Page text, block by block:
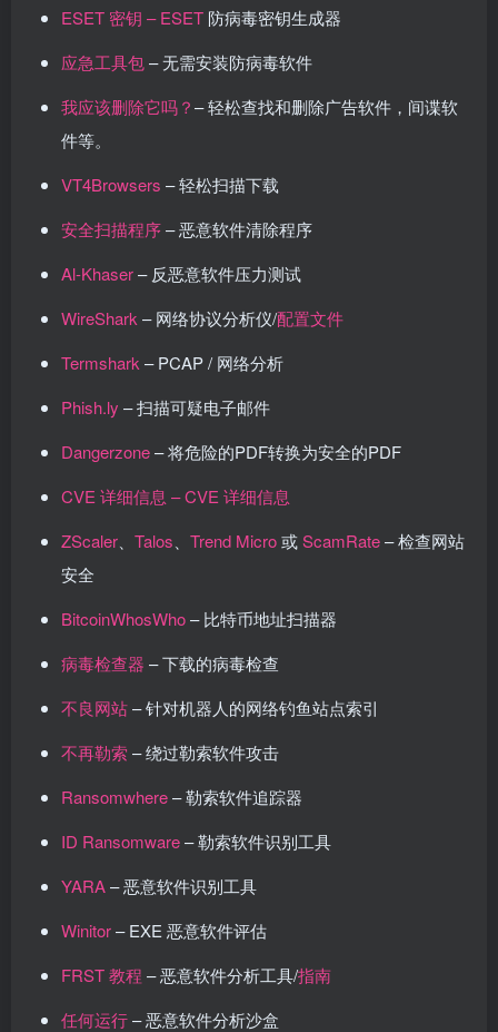
ESET 密钥 – ESET 防病毒密钥生成器
应急工具包– 无需安装防病毒软件
我应该删除它吗？– 轻松查找和删除广告软件，间谍软
件等。
VT4Browsers – 轻松扫描下载
安全扫描程序– 恶意软件清除程序
Al-Khaser– 反恶意软件压力测试
WireShark – 网络协议分析仪/配置文件
Termshark – PCAP / 网络分析
Phish.ly – 扫描可疑电子邮件
Dangerzone– 将危险的PDF转换为安全的PDF
CVE 详细信息 – CVE 详细信息
ZScaler
Talos Trend Micro或ScamRate– 检查网站
安全
BitcoinWhosWho– 比特币地址扫描器
病毒检查器 – 下载的病毒检查
不良网站– 针对机器人的网络钓鱼站点索引
不再勒索 – 绕过勒索软件攻击
Ransomwhere– 勒索软件追踪器
ID Ransomware– 勒索软件识别工具
YARA– 恶意软件识别工具
Winitor– EXE 恶意软件评估
FRST 教程 – 恶意软件分析工具/指南
任何运行– 恶意软件分析沙盒